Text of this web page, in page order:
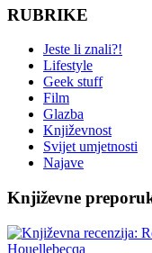
RUBRIKE
Jeste li znali?!
Lifestyle
Geek stuff
Film
Glazba
Književnost
Svijet umjetnosti
Najave
Književne